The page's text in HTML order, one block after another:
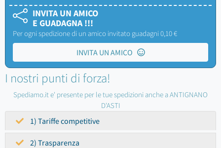
INVITA UN AMICO
E GUADAGNA !!!
Per ogni spedizione di un amico invitato guadagni 0,10 €
INVITA UN AMICO
I nostri punti di forza!
Spediamo.it e' presente per le tue spedizioni anche a ANTIGNANO
D'ASTI
1) Tariffe competitive
2) Trasparenza